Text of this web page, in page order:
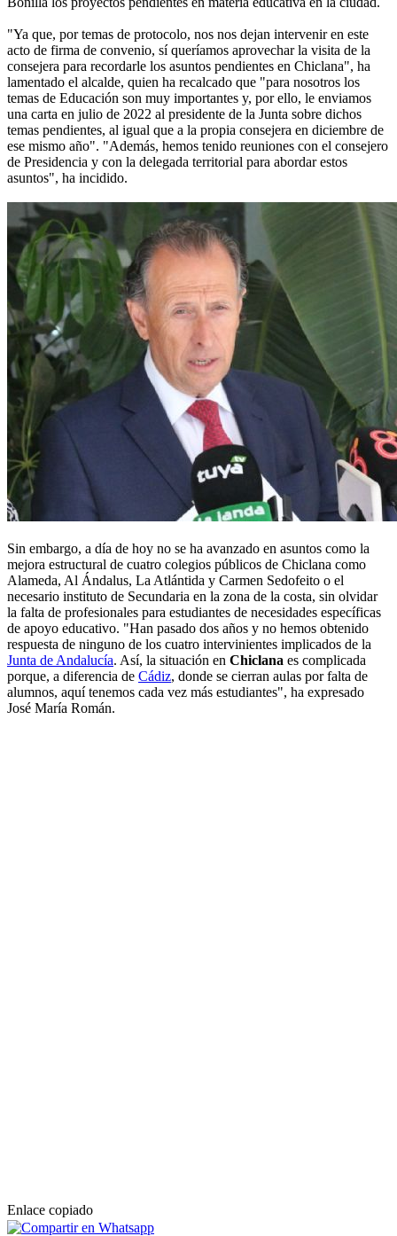
"Ya que, por temas de protocolo, nos nos dejan intervenir en este
acto de firma de convenio, sí queríamos aprovechar la visita de la
consejera para recordarle los asuntos pendientes en Chiclana", ha
lamentado el alcalde, quien ha recalcado que "para nosotros los
temas de Educación son muy importantes y, por ello, le enviamos
una carta en julio de 2022 al presidente de la Junta sobre dichos
temas pendientes, al igual que a la propia consejera en diciembre de
ese mismo año". "Además, hemos tenido reuniones con el consejero
de Presidencia y con la delegada territorial para abordar estos
asuntos", ha incidido.
Sin embargo, a día de hoy no se ha avanzado en asuntos como la
mejora estructural de cuatro colegios públicos de Chiclana como
Alameda, Al Ándalus, La Atlántida y Carmen Sedofeito o el
necesario instituto de Secundaria en la zona de la costa, sin olvidar
la falta de profesionales para estudiantes de necesidades específicas
de apoyo educativo. "Han pasado dos años y no hemos obtenido
respuesta de ninguno de los cuatro intervinientes implicados de la
Junta de Andalucía. Así, la situación en Chiclana es complicada
porque, a diferencia de Cádiz, donde se cierran aulas por falta de
alumnos, aquí tenemos cada vez más estudiantes", ha expresado
José María Román.
Enlace copiado